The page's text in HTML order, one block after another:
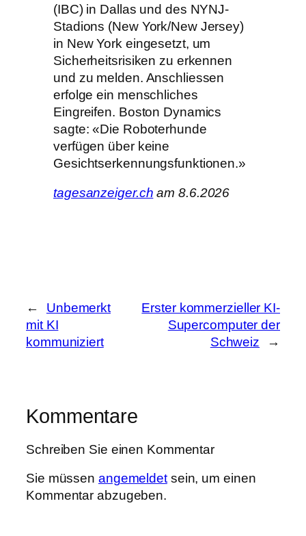
(IBC) in Dallas und des NYNJ-
Stadions (New York/New Jersey)
in New York eingesetzt, um
Sicherheitsrisiken zu erkennen
und zu melden. Anschliessen
erfolge ein menschliches
Eingreifen. Boston Dynamics
sagte: «Die Roboterhunde
verfügen über keine
Gesichtserkennungsfunktionen.»
tagesanzeiger.ch am 8.6.2026
←
Unbemerkt
mit KI
kommuniziert
Erster kommerzieller KI-
Supercomputer der
Schweiz
→
Kommentare
Schreiben Sie einen Kommentar
Sie müssen angemeldetsein, um einen
Kommentar abzugeben.